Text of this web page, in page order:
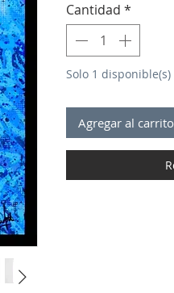
Cantidad *
Solo 1 disponible(s)
Agregar al carrito